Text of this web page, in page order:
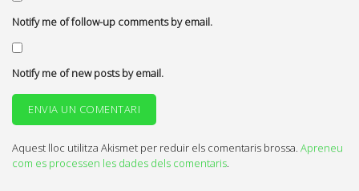
Notify me of follow-up comments by email.
Notify me of new posts by email.
Aquest lloc utilitza Akismet per reduir els comentaris brossa. Apreneu
com es processen les dades dels comentaris.